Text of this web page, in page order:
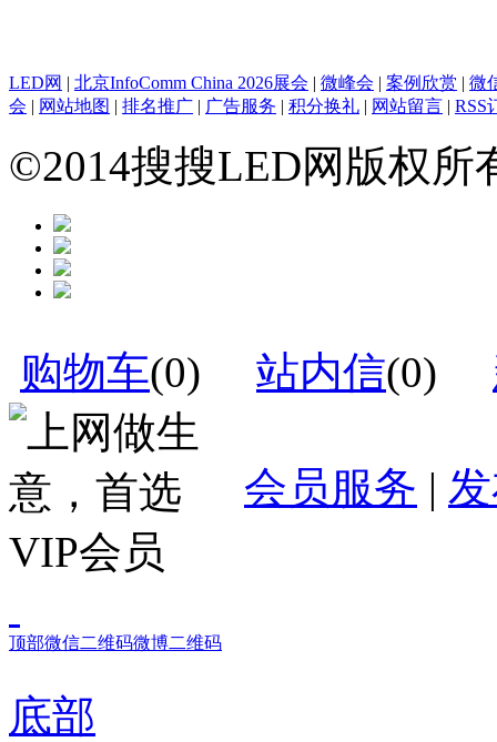
LED网 | 北京InfoComm China 2026展会 | 微峰会 | 案例欣赏 | 微
会 | 网站地图 | 排名推广 | 广告服务 | 积分换礼 | 网站留言 | RSS
©2014搜搜LED网版权
购物车(0) 站内信(0)
会员服务 |
顶部微信二维码微博二维码
底部